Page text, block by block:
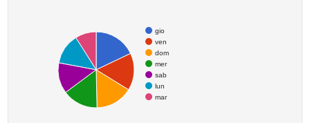
gio
ven
dom
mer
sab
lun
mar